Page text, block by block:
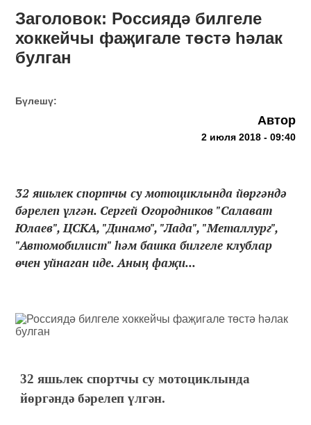
Заголовок: Россиядә билгеле
хоккейчы фаҗигале төстә һәлак
булган
Бүлешү:
Автор
2 июля 2018 - 09:40
32 яшьлек спортчы су мотоциклында йөргәндә
бәрелеп үлгән. Сергей Огородников "Салават
Юлаев", ЦСКА, "Динамо", "Лада", "Металлург",
"Автомобилист" һәм башка билгеле клублар
өчен уйнаган иде. Аның фаҗи...
32 яшьлек спортчы су мотоциклында
йөргәндә бәрелеп үлгән.